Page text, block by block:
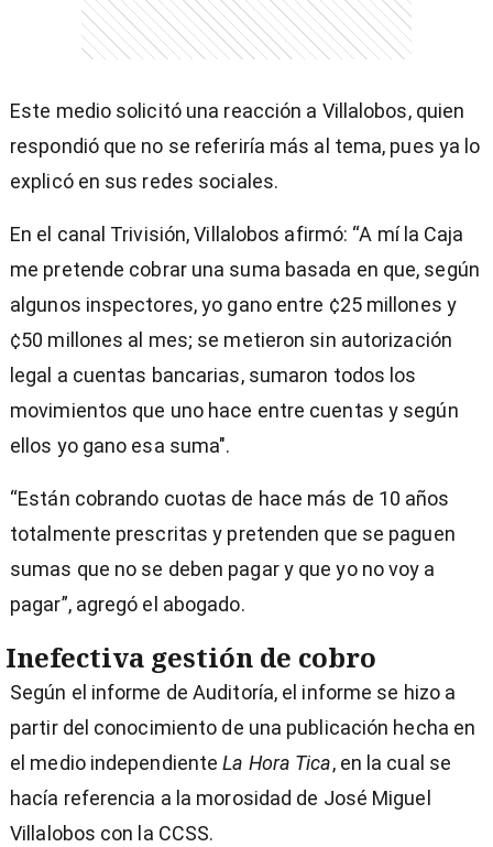
Este medio solicitó una reacción a Villalobos, quien
respondió que no se referiría más al tema, pues ya lo
explicó en sus redes sociales.
En el canal Trivisión, Villalobos afirmó: “A mí la Caja
me pretende cobrar una suma basada en que, según
algunos inspectores, yo gano entre ¢25 millones y
¢50 millones al mes; se metieron sin autorización
legal a cuentas bancarias, sumaron todos los
movimientos que uno hace entre cuentas y según
ellos yo gano esa suma".
“Están cobrando cuotas de hace más de 10 años
totalmente prescritas y pretenden que se paguen
sumas que no se deben pagar y que yo no voy a
pagar”, agregó el abogado.
Inefectiva gestión de cobro
Según el informe de Auditoría, el informe se hizo a
partir del conocimiento de una publicación hecha en
el medio independienteLa Hora Tica, en la cual se
hacía referencia a la morosidad de José Miguel
Villalobos con la CCSS.